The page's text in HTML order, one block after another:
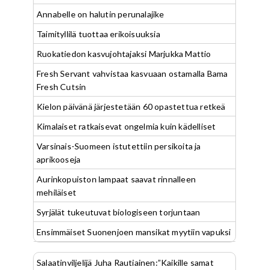
Annabelle on halutin perunalajike
Taimityllilä tuottaa erikoisuuksia
Ruokatiedon kasvujohtajaksi Marjukka Mattio
Fresh Servant vahvistaa kasvuaan ostamalla Bama
Fresh Cutsin
Kielon päivänä järjestetään 60 opastettua retkeä
Kimalaiset ratkaisevat ongelmia kuin kädelliset
Varsinais-Suomeen istutettiin persikoita ja
aprikooseja
Aurinkopuiston lampaat saavat rinnalleen
mehiläiset
Syrjälät tukeutuvat biologiseen torjuntaan
Ensimmäiset Suonenjoen mansikat myytiin vapuksi
Salaatinviljelijä Juha Rautiainen:”Kaikille samat